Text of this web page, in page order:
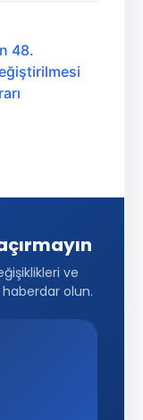
48.
ve
olun.